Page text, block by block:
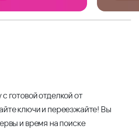
готовой отделкой от
ключи и переезжайте! Вы
и время на поиске